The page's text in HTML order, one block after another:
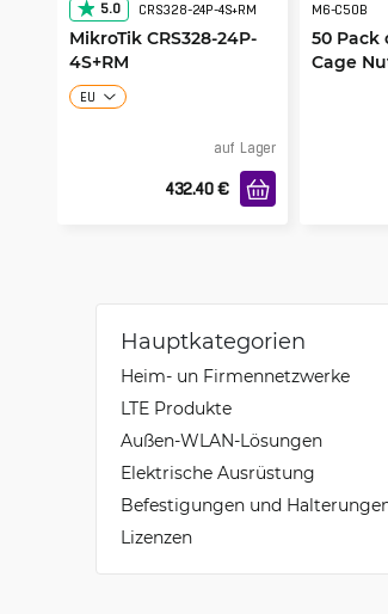
5.0 CRS328-24P-4S+RM
MikroTik CRS328-24P-
4S+RM
EU
auf Lager
432.40 €
M6-C50B
50 Pack
Cage
Hauptkategorien
Heim- un Firmennetzwerke
LTE Produkte
Außen-WLAN-Lösungen
Elektrische Ausrüstung
Befestigungen und
Lizenzen